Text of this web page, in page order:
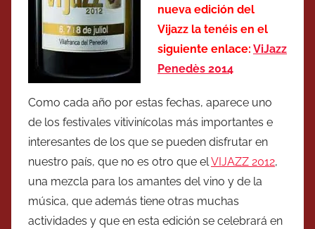
nueva edición del
Vijazz la tenéis en el
siguiente enlace: ViJazz
Penedès 2014
Como cada año por estas fechas, aparece uno
de los festivales vitivinícolas más importantes e
interesantes de los que se pueden disfrutar en
nuestro país, que no es otro que elVIJAZZ 2012,
una mezcla para los amantes del vino y de la
música, que además tiene otras muchas
actividades y que en esta edición se celebrará en